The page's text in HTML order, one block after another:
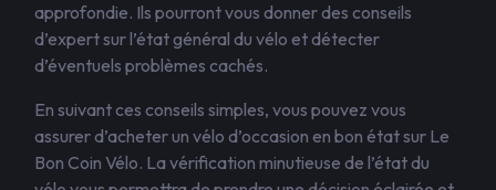
approfondie. Ils pourront vous donner des conseils
d’expert sur l’état général du vélo et détecter
d’éventuels problèmes cachés.
En suivant ces conseils simples, vous pouvez vous
assurer d’acheter un vélo d’occasion en bon état sur Le
Bon Coin Vélo. La vérification minutieuse de l’état du